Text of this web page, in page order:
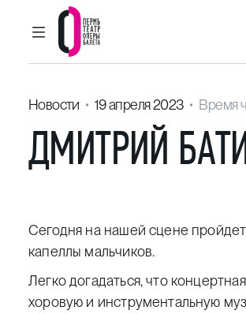
ГЛАВНОЕ МЕНЮ
Пермский театр
Новости 19 апреля 2023 Время
ДМИТРИЙ
Сегодня на нашей сцене
капеллы мальчиков.
Легко догадаться, что
хоровую и инструментальную